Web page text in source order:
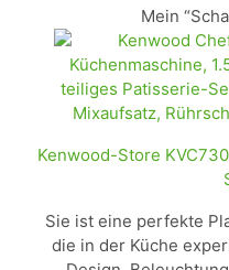
Mein
Kenwood-Store
Sie ist eine perfekte
die in der Küche